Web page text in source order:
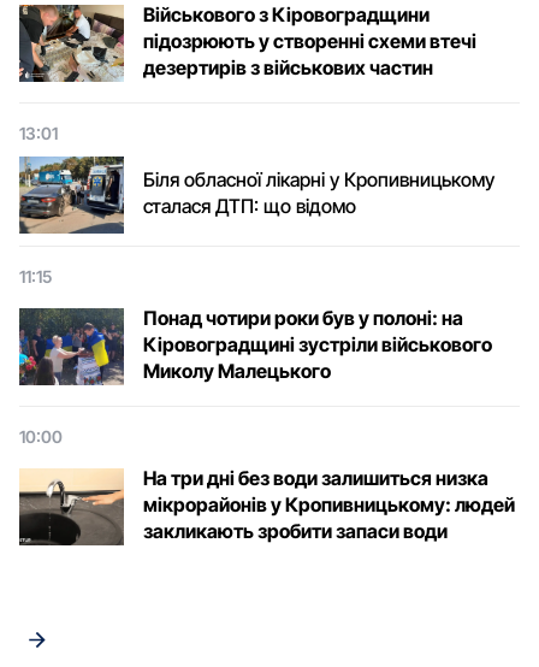
Військового з Кіровоградщини
підозрюють у створенні схеми втечі
дезертирів з військових частин
13:01
Біля обласної лікарні у Кропивницькому
сталася ДТП: що відомо
11:15
Понад чотири роки був у полоні: на
Кіровоградщині зустріли військового
Микoлу Малецькoгo
10:00
На три дні без води залишиться низка
мікрорайонів у Кропивницькому: людей
закликають зробити запаси води